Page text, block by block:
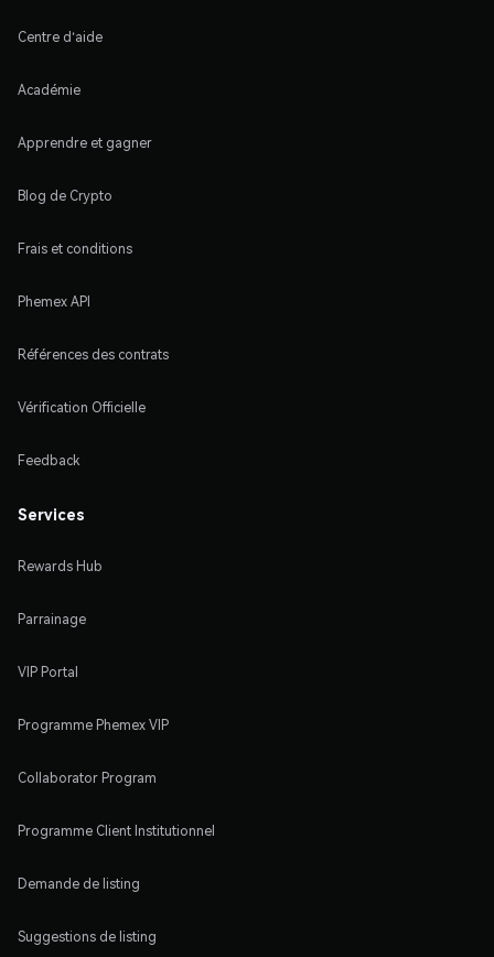
Centre d'aide
Académie
Apprendre et gagner
Blog de Crypto
Frais et conditions
Phemex API
Références des contrats
Vérification Officielle
Feedback
Services
Rewards Hub
Parrainage
VIP Portal
Programme Phemex VIP
Collaborator Program
Programme Client Institutionnel
Demande de listing
Suggestions de listing